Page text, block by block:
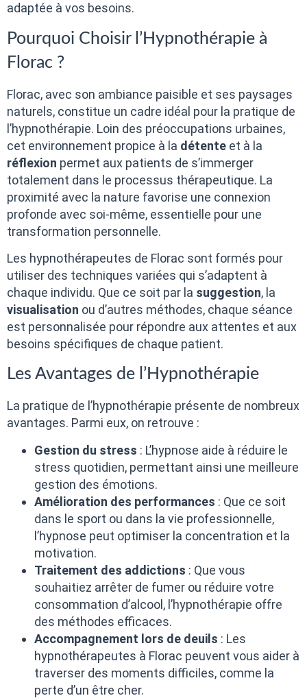
adaptée à vos besoins.
Pourquoi Choisir l’Hypnothérapie à
Florac ?
Florac, avec son ambiance paisible et ses paysages
naturels, constitue un cadre idéal pour la pratique de
l’hypnothérapie. Loin des préoccupations urbaines,
cet environnement propice à la détente et à la
réflexion permet aux patients de s’immerger
totalement dans le processus thérapeutique. La
proximité avec la nature favorise une connexion
profonde avec soi-même, essentielle pour une
transformation personnelle.
Les hypnothérapeutes de Florac sont formés pour
utiliser des techniques variées qui s’adaptent à
chaque individu. Que ce soit par la suggestion, la
visualisation ou d’autres méthodes, chaque séance
est personnalisée pour répondre aux attentes et aux
besoins spécifiques de chaque patient.
Les Avantages de l’Hypnothérapie
La pratique de l’hypnothérapie présente de nombreux
avantages. Parmi eux, on retrouve :
Gestion du stress : L’hypnose aide à réduire le
stress quotidien, permettant ainsi une meilleure
gestion des émotions.
Amélioration des performances : Que ce soit
dans le sport ou dans la vie professionnelle,
l’hypnose peut optimiser la concentration et la
motivation.
Traitement des addictions : Que vous
souhaitiez arrêter de fumer ou réduire votre
consommation d’alcool, l’hypnothérapie offre
des méthodes efficaces.
Accompagnement lors de deuils : Les
hypnothérapeutes à Florac peuvent vous aider à
traverser des moments difficiles, comme la
perte d’un être cher.